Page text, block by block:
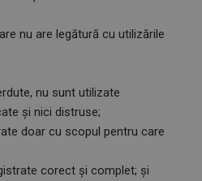
nu are legătură cu utilizările
nu sunt utilizate
și nici distruse;
doar cu scopul pentru care
corect și complet; și